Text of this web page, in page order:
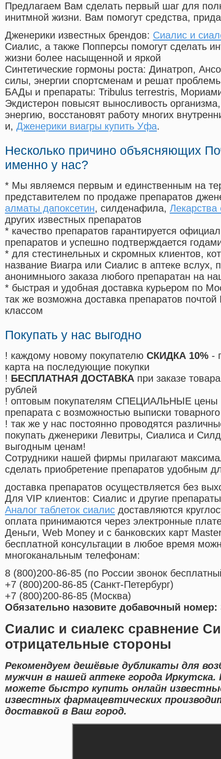
Предлагаем Вам сделать первый шаг для
инитмной жизни. Вам помогут средства,
Дженерики известных брендов: Сиалис и
Сиалис, а также Попперсы помогут сделать
жизни более насыщенной и яркой
Синтетические гормоны роста: Динатроп,
силы, энергии спортсменам и решат
БАДы и препараты: Tribulus terrestris,
Экдистерон повысят выносливость
энергию, восстановят работу многих
и, Дженерики виагры купить Уфа.
Несколько причино объясняющих
именно у нас?
* Мы являемся первым и единственным на
представителем по продаже препаратов
алматы дапоксетин, силденафила, Лекарства
других известных препаратов
* качество препаратов гарантируется
препаратов и успешно подтверждается
* для стестинельных и скромных клиентов,
название Виагра или Сиалис в аптеке вслух,
анонимныого заказа любого препаратан на
* быстрая и удобная доставка курьером по
так же возможна доставка препаратов
классом
Покупать у нас выгодно
! каждому новому покупателю СКИДКА 10% -
карта на последующие покупки
! БЕСПЛАТНАЯ ДОСТАВКА при заказе
рублей
! оптовым покупателям СПЕЦИАЛЬНЫЕ цены
препарата с возможностью выписки
! так же у нас постоянно проводятся
покупать дженерики Левитры, Сиалиса и
выгодным ценам!
Cотрудники нашей фирмы прилагают
сделать приобретение препаратов удобным
доставка препаратов осуществляется без
Для VIP клиентов: Сиалис и другие
Аналог таблеток сиалис доставляются
оплата принимаются через электронные
Деньги, Web Money и с банковских карт
бесплатной консультации в любое время
многоканальным телефонам:
8 (800)200-86-85 (по России звонок
+7 (800)200-86-85 (Санкт-Петербург)
+7 (800)200-86-85 (Москва)
Обязательно назовите добавочный номер:
Сиалис и сиалекс сравнение
отрицательные стороны
Рекомендуем дешёвые дубликаты для
мужчин в нашей аптеке города
можете быстро купить онлайн
известных фармацевтических
доставкой в Ваш город.